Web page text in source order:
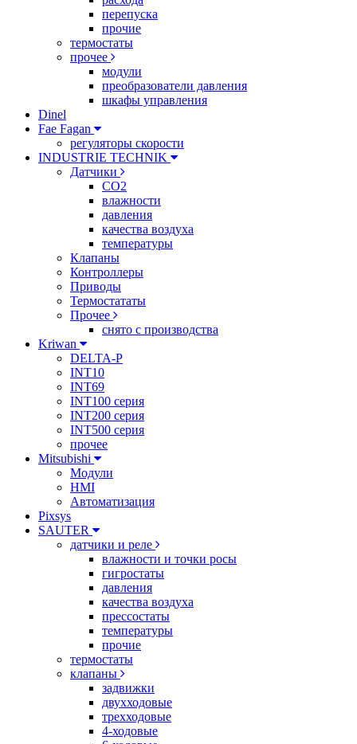
перепуска
прочие
термостаты
прочее
модули
преобразователи давления
шкафы управления
Dinel
Fae Fagan
регуляторы скорости
INDUSTRIE TECHNIK
Датчики
CO2
влажности
давления
качества воздуха
температуры
Клапаны
Контроллеры
Приводы
Термостататы
Прочее
снято с производства
Kriwan
DELTA-P
INT10
INT69
INT100 серия
INT200 серия
INT500 серия
прочее
Mitsubishi
Модули
HMI
Автоматизация
Pixsys
SAUTER
датчики и реле
влажности и точки росы
гигростаты
давления
качества воздуха
прессостаты
температуры
прочие
термостаты
клапаны
задвижки
двухходовые
трехходовые
4-ходовые